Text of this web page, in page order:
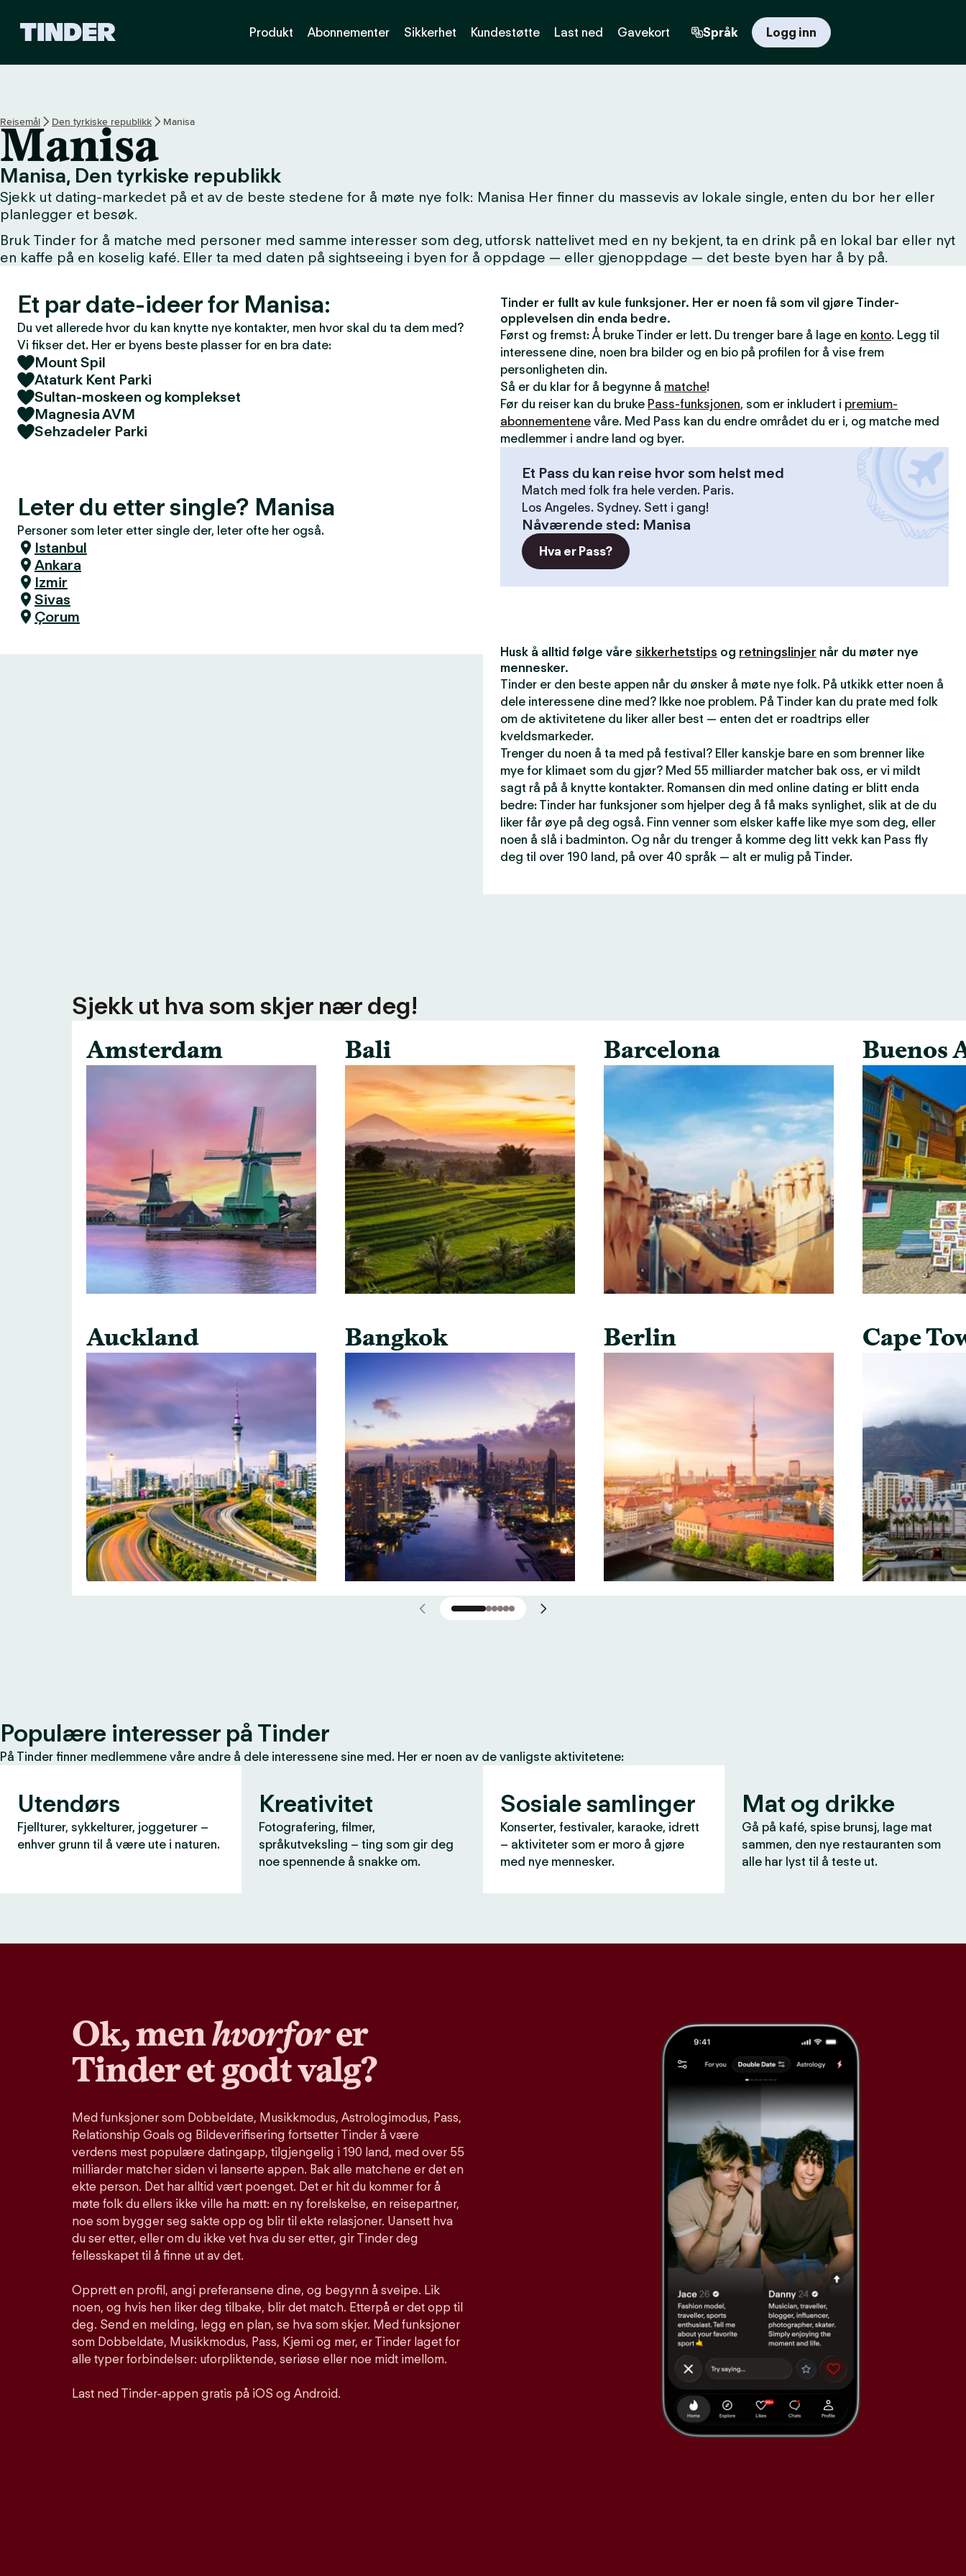
s
h
j
e
m
m
e
i
d
Produkt Abonnementer Sikkerhet Kundestøtte Last ned Gavekort Språk Logg inn
Reisemål Den tyrkiske republikk Manisa
Manisa
Manisa, Den tyrkiske republikk
Sjekk ut dating-markedet på et av de beste stedene for å møte nye folk: Manisa Her finner du massevis av lokale single, enten du bor her eller
planlegger et besøk.
Bruk Tinder for å matche med personer med samme interesser som deg, utforsk nattelivet med en ny bekjent, ta en drink på en lokal bar eller nyt
en kaffe på en koselig kafé. Eller ta med daten på sightseeing i byen for å oppdage — eller gjenoppdage — det beste byen har å by på.
Et par date-ideer for Manisa:
Du vet allerede hvor du kan knytte nye kontakter, men hvor skal du ta dem med?
Vi fikser det. Her er byens beste plasser for en bra date:
Mount Spil
Ataturk Kent Parki
Sultan-moskeen og komplekset
Magnesia AVM
Sehzadeler Parki
Leter du etter single? Manisa
Personer som leter etter single der, leter ofte her også.
Istanbul
Ankara
Izmir
Sivas
Çorum
Tinder er fullt av kule funksjoner. Her er noen få som vil gjøre Tinder-
opplevelsen din enda bedre.
Først og fremst: Å bruke Tinder er lett. Du trenger bare å lage en konto. Legg til
interessene dine, noen bra bilder og en bio på profilen for å vise frem
personligheten din.
Så er du klar for å begynne å matche!
Før du reiser kan du bruke Pass-funksjonen, som er inkludert i premium-
abonnementene våre. Med Pass kan du endre området du er i, og matche med
medlemmer i andre land og byer.
Et Pass du kan reise hvor som helst med
Match med folk fra hele verden. Paris.
Los Angeles. Sydney. Sett i gang!
Nåværende sted: Manisa
Hva er Pass?
Husk å alltid følge våre sikkerhetstips og retningslinjer når du møter nye
mennesker.
Tinder er den beste appen når du ønsker å møte nye folk. På utkikk etter noen å
dele interessene dine med? Ikke noe problem. På Tinder kan du prate med folk
om de aktivitetene du liker aller best — enten det er roadtrips eller
kveldsmarkeder.
Trenger du noen å ta med på festival? Eller kanskje bare en som brenner like
mye for klimaet som du gjør? Med 55 milliarder matcher bak oss, er vi mildt
sagt rå på å knytte kontakter. Romansen din med online dating er blitt enda
bedre: Tinder har funksjoner som hjelper deg å få maks synlighet, slik at de du
liker får øye på deg også. Finn venner som elsker kaffe like mye som deg, eller
noen å slå i badminton. Og når du trenger å komme deg litt vekk kan Pass fly
deg til over 190 land, på over 40 språk — alt er mulig på Tinder.
Sjekk ut hva som skjer nær deg!
Amsterdam
Auckland
Bali
Bangkok
Barcelona
Berlin
Buenos
Cape
Populære interesser på Tinder
På Tinder finner medlemmene våre andre å dele interessene sine med. Her er noen av de vanligste aktivitetene:
Utendørs
Fjellturer, sykkelturer, joggeturer –
enhver grunn til å være ute i naturen.
Kreativitet
Fotografering, filmer,
språkutveksling – ting som gir deg
noe spennende å snakke om.
Sosiale samlinger
Konserter, festivaler, karaoke, idrett
– aktiviteter som er moro å gjøre
med nye mennesker.
Mat og drikke
Gå på kafé, spise brunsj, lage mat
sammen, den nye restauranten som
alle har lyst til å teste ut.
Ok, menhvorforer
Tinder et godt valg?
Med funksjoner som Dobbeldate, Musikkmodus, Astrologimodus, Pass,
Relationship Goals og Bildeverifisering fortsetter Tinder å være
verdens mest populære datingapp, tilgjengelig i 190 land, med over 55
milliarder matcher siden vi lanserte appen. Bak alle matchene er det en
ekte person. Det har alltid vært poenget. Det er hit du kommer for å
møte folk du ellers ikke ville ha møtt: en ny forelskelse, en reisepartner,
noe som bygger seg sakte opp og blir til ekte relasjoner. Uansett hva
du ser etter, eller om du ikke vet hva du ser etter, gir Tinder deg
fellesskapet til å finne ut av det.
Opprett en profil, angi preferansene dine, og begynn å sveipe. Lik
noen, og hvis hen liker deg tilbake, blir det match. Etterpå er det opp til
deg. Send en melding, legg en plan, se hva som skjer. Med funksjoner
som Dobbeldate, Musikkmodus, Pass, Kjemi og mer, er Tinder laget for
alle typer forbindelser: uforpliktende, seriøse eller noe midt imellom.
Last ned Tinder-appen gratis på iOS og Android.